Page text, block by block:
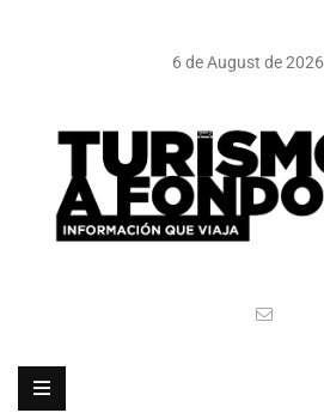
6 de August de 2026